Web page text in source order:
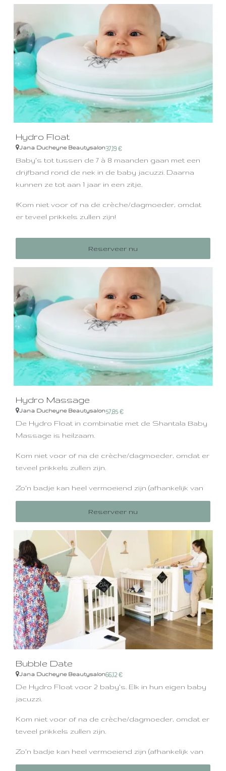
Hydro Float
Jana Ducheyne Beautysalon37,19€
Baby's tot tussen de 7 à 8 maanden gaan met een
drijfband rond de nek in de baby jacuzzi. Daarna
kunnen ze tot aan 1 jaar in een zitje.
!Kom niet voor of na de crèche/dagmoeder, omdat
er teveel prikkels zullen zijn!
Zo'n badje kan heel vermoeiend zijn (afhankelijk van
hoe actief ze zijn) en werkt diep ontspannend.
Reserveer nu
Hydro Massage
Jana Ducheyne Beautysalon57,85€
De Hydro Float in combinatie met de Shantala Baby
Massage is heilzaam.
Kom niet voor of na de crèche/dagmoeder, omdat er
teveel prikkels zullen zijn.
Zo'n badje kan heel vermoeiend zijn (afhankelijk van
hoe actief ze zijn) en werkt diep ontspannend,
daarom is het aangeraden om dit arrangement uit te
voeren wanneer je baby langer wakker kan blijven,
meestal is dit rond de 12 weken.
Reserveer nu
Bubble Date
Jana Ducheyne Beautysalon66,12€
De Hydro Float voor 2 baby's. Elk in hun eigen baby
jacuzzi.
Kom niet voor of na de crèche/dagmoeder, omdat er
teveel prikkels zullen zijn.
Zo'n badje kan heel vermoeiend zijn (afhankelijk van
hoe actief ze zijn) en werkt diep ontspannend.